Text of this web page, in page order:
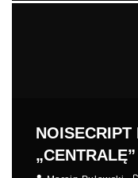
NOISECRIPT